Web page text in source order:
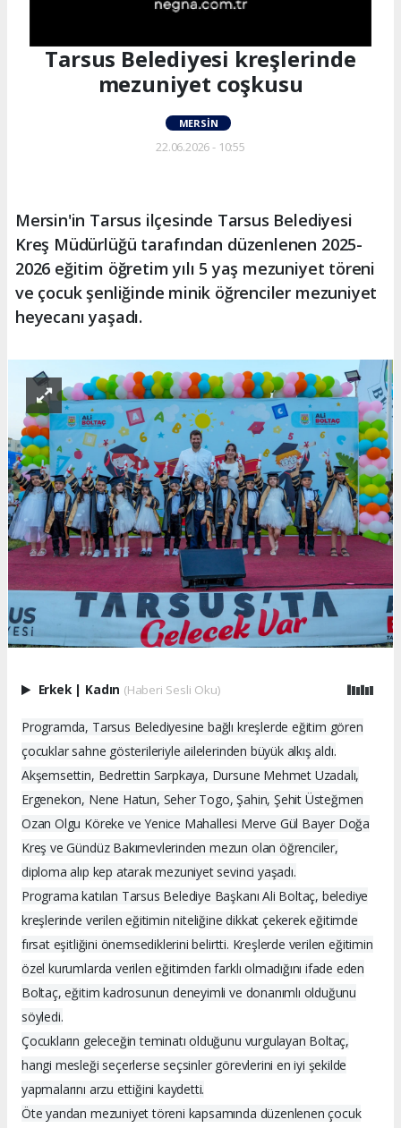
Tarsus Belediyesi kreşlerinde
mezuniyet coşkusu
MERSIN
22.06.2026 - 10:55
Mersin'in Tarsus ilçesinde Tarsus Belediyesi
Kreş Müdürlüğü tarafından düzenlenen 2025-
2026 eğitim öğretim yılı 5 yaş mezuniyet töreni
ve çocuk şenliğinde minik öğrenciler mezuniyet
heyecanı yaşadı.
Erkek | Kadın (Haberi Sesli Oku)
Programda, Tarsus Belediyesine bağlı kreşlerde eğitim gören
çocuklar sahne gösterileriyle ailelerinden büyük alkış aldı.
Akşemsettin, Bedrettin Sarpkaya, Dursune Mehmet Uzadalı,
Ergenekon, Nene Hatun, Seher Togo, Şahin, Şehit Üsteğmen
Ozan Olgu Köreke ve Yenice Mahallesi Merve Gül Bayer Doğa
Kreş ve Gündüz Bakımevlerinden mezun olan öğrenciler,
diploma alıp kep atarak mezuniyet sevinci yaşadı.
Programa katılan Tarsus Belediye Başkanı Ali Boltaç, belediye
kreşlerinde verilen eğitimin niteliğine dikkat çekerek eğitimde
fırsat eşitliğini önemsediklerini belirtti. Kreşlerde verilen eğitimin
özel kurumlarda verilen eğitimden farklı olmadığını ifade eden
Boltaç, eğitim kadrosunun deneyimli ve donanımlı olduğunu
söyledi.
Çocukların geleceğin teminatı olduğunu vurgulayan Boltaç,
hangi mesleği seçerlerse seçsinler görevlerini en iyi şekilde
yapmalarını arzu ettiğini kaydetti.
Öte yandan mezuniyet töreni kapsamında düzenlenen çocuk